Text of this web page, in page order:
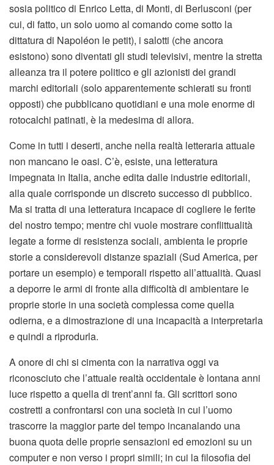
sosia politico di Enrico Letta, di Monti, di Berlusconi (per
cui, di fatto, un solo uomo al comando come sotto la
dittatura di Napoléon le petit), i salotti (che ancora
esistono) sono diventati gli studi televisivi, mentre la stretta
alleanza tra il potere politico e gli azionisti dei grandi
marchi editoriali (solo apparentemente schierati su fronti
opposti) che pubblicano quotidiani e una mole enorme di
rotocalchi patinati, è la medesima di allora.
Come in tutti i deserti, anche nella realtà letteraria attuale
non mancano le oasi. C’è, esiste, una letteratura
impegnata in Italia, anche edita dalle industrie editoriali,
alla quale corrisponde un discreto successo di pubblico.
Ma si tratta di una letteratura incapace di cogliere le ferite
del nostro tempo; mentre chi vuole mostrare conflittualità
legate a forme di resistenza sociali, ambienta le proprie
storie a considerevoli distanze spaziali (Sud America, per
portare un esempio) e temporali rispetto all’attualità. Quasi
a deporre le armi di fronte alla difficoltà di ambientare le
proprie storie in una società complessa come quella
odierna, e a dimostrazione di una incapacità a interpretarla
e quindi a riprodurla.
A onore di chi si cimenta con la narrativa oggi va
riconosciuto che l’attuale realtà occidentale è lontana anni
luce rispetto a quella di trent’anni fa. Gli scrittori sono
costretti a confrontarsi con una società in cui l’uomo
trascorre la maggior parte del tempo incanalando una
buona quota delle proprie sensazioni ed emozioni su un
computer e non verso i propri simili; in cui la filosofia del